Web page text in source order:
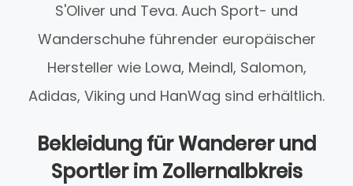
S'Oliver und Teva. Auch Sport- und
Wanderschuhe führender europäischer
Hersteller wie Lowa, Meindl, Salomon,
Adidas, Viking und HanWag sind erhältlich.
Bekleidung für Wanderer und
Sportler im Zollernalbkreis